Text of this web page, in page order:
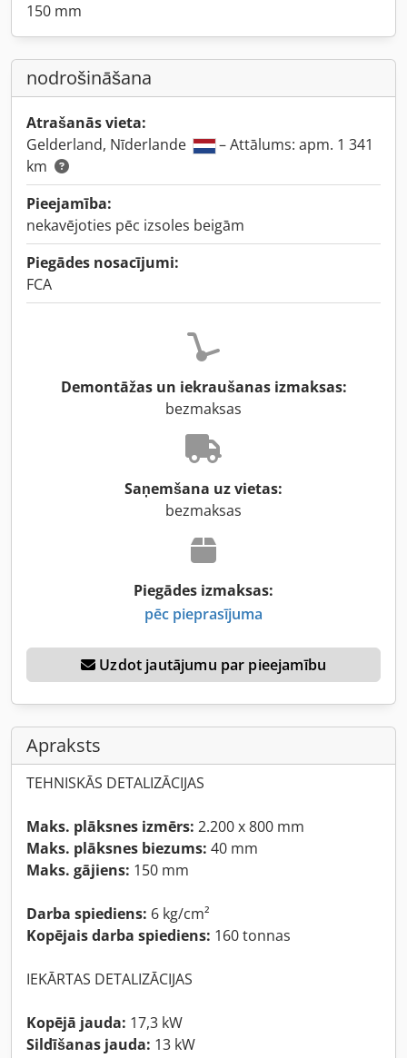
150 mm
nodrošināšana
Atrašanās vieta:
Gelderland, Nīderlande
– Attālums: apm. 1 341
km
Pieejamība:
nekavējoties pēc izsoles beigām
Piegādes nosacījumi:
FCA
Demontāžas un iekraušanas izmaksas:
bezmaksas
Saņemšana uz vietas:
bezmaksas
Piegādes izmaksas:
pēc pieprasījuma
Uzdot jautājumu par pieejamību
Apraksts
TEHNISKĀS DETALIZĀCIJAS
Maks. plāksnes izmērs: 2.200 x 800 mm
Maks. plāksnes biezums: 40 mm
Maks. gājiens: 150 mm
Darba spiediens: 6 kg/cm²
Kopējais darba spiediens: 160 tonnas
IEKĀRTAS DETALIZĀCIJAS
Kopējā jauda: 17,3 kW
Sildīšanas jauda: 13 kW